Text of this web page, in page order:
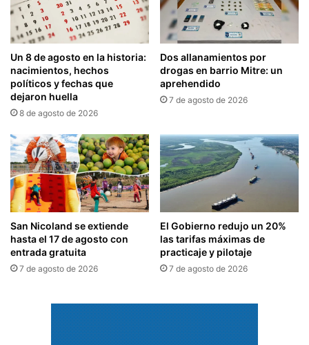
Un 8 de agosto en la historia:
nacimientos, hechos
políticos y fechas que
dejaron huella
8 de agosto de 2026
Dos allanamientos por
drogas en barrio Mitre: un
aprehendido
7 de agosto de 2026
San Nicoland se extiende
hasta el 17 de agosto con
entrada gratuita
7 de agosto de 2026
El Gobierno redujo un 20%
las tarifas máximas de
practicaje y pilotaje
7 de agosto de 2026